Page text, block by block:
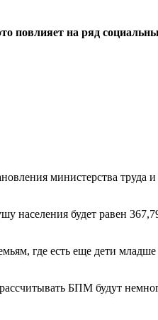
повлияет на ряд
министерства
будет равен
где есть еще дети
БПМ будут